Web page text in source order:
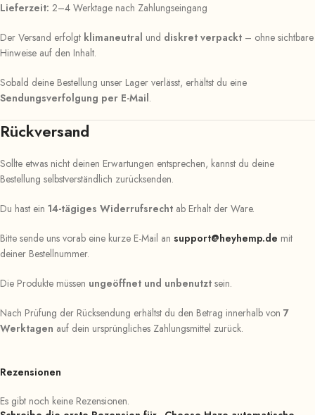
Lieferzeit: 2–4 Werktage nach Zahlungseingang
Der Versand erfolgt klimaneutral und diskret verpackt – ohne sichtbare
Hinweise auf den Inhalt.
Sobald deine Bestellung unser Lager verlässt, erhältst du eine
Sendungsverfolgung per E-Mail.
Rückversand
Sollte etwas nicht deinen Erwartungen entsprechen, kannst du deine
Bestellung selbstverständlich zurücksenden.
Du hast ein 14-tägiges Widerrufsrecht ab Erhalt der Ware.
Bitte sende uns vorab eine kurze E-Mail an support@heyhemp.de mit
deiner Bestellnummer.
Die Produkte müssen ungeöffnet und unbenutzt sein.
Nach Prüfung der Rücksendung erhältst du den Betrag innerhalb von 7
Werktagen auf dein ursprüngliches Zahlungsmittel zurück.
Rezensionen
Es gibt noch keine Rezensionen.